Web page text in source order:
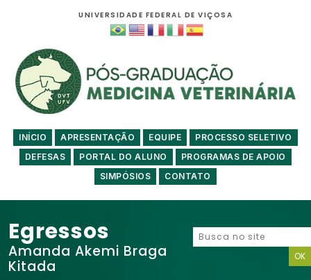
UNIVERSIDADE FEDERAL DE VIÇOSA
INÍCIO APRESENTAÇÃO EQUIPE
PROCESSO SELETIVO
DEFESAS
PORTAL DO ALUNO
PROGRAMAS DE APOIO
SIMPÓSIOS
CONTATO
Egressos
Amanda Akemi Braga
Kitada